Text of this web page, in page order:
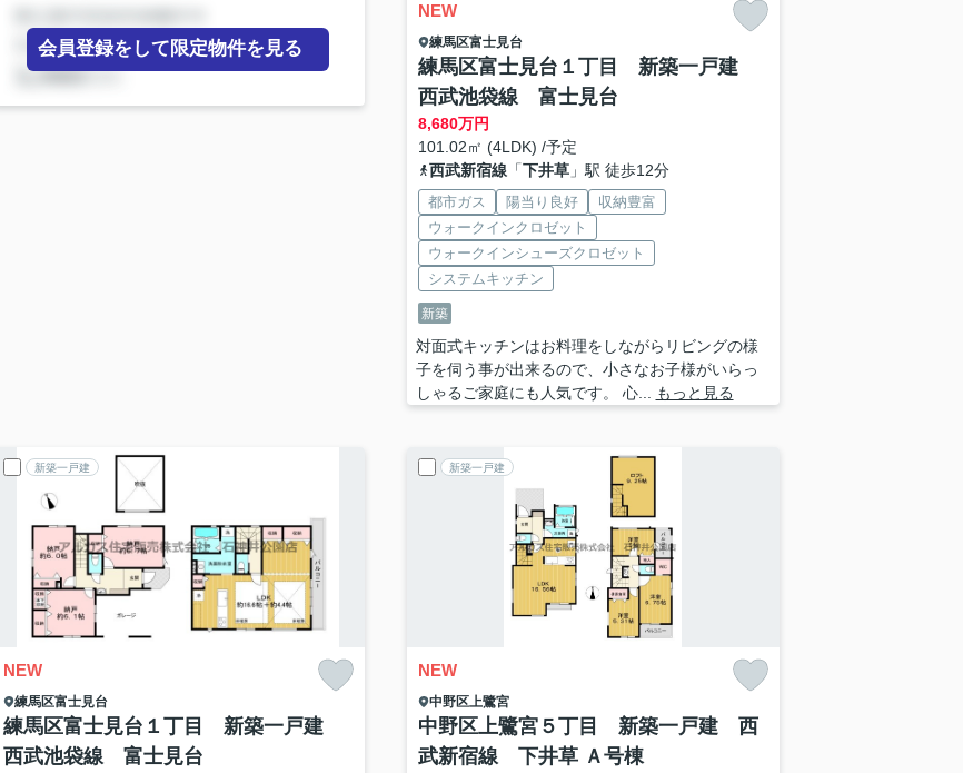
会員登録をして限定物件を見る
NEW
練馬区富士見台
練馬区富士見台１丁目 新築一戸建
西武池袋線 富士見台
8,680万円
101.02㎡ (4LDK) /予定
西武新宿線「下井草」駅 徒歩12分
都市ガス 陽当り良好
収納豊富
ウォークインクロゼット
ウォークインシューズクロゼット
システムキッチン
新築
対面式キッチンはお料理をしながらリビングの様
子を伺う事が出来るので、小さなお子様がいらっ
しゃるご家庭にも人気です。 心...
もっと見る
新築一戸建
NEW
練馬区富士見台
練馬区富士見台１丁目 新築一戸建
西武池袋線 富士見台
新築一戸建
NEW
中野区上鷺宮
中野区上鷺宮５丁目 新築一戸建 西
武新宿線 下井草 Ａ号棟